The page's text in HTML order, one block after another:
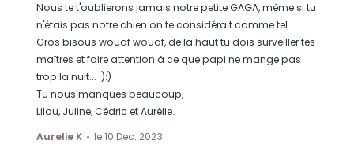
Nous te t'oublierons jamais notre petite GAGA, même si tu
n'étais pas notre chien on te considérait comme tel.
Gros bisous wouaf wouaf, de la haut tu dois surveiller tes
maîtres et faire attention à ce que papi ne mange pas
trop la nuit... :):)
Tu nous manques beaucoup,
Lilou, Juline, Cédric et Aurélie.
Aurelie K
le 10 Dec. 2023